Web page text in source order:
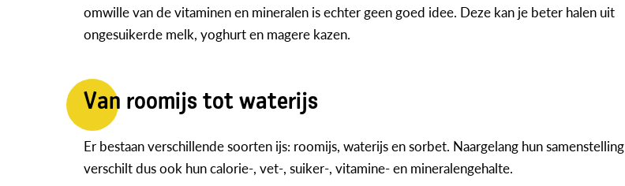
omwille van de vitaminen en mineralen is echter geen goed idee. Deze kan je beter halen uit
ongesuikerde melk, yoghurt en magere kazen.
Van roomijs tot waterijs
Er bestaan verschillende soorten ijs: roomijs, waterijs en sorbet. Naargelang hun samenstelling
verschilt dus ook hun calorie-, vet-, suiker-, vitamine- en mineralengehalte.